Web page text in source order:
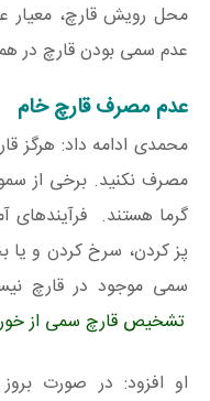
محل رویش قارچ،
عدم سمی بودن قارچ در
عدم مصرف قارچ خام
محمدی ادامه داد: هرگز
مصرف نکنید. برخی از
گرما هستند. فرآیندهای
پز کردن، سرخ کردن و یا
سمی موجود در قارچ
تشخیص قارچ سمی از
او افزود: در صورت